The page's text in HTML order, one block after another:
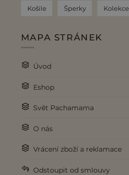
Košile Šperky Kolekce
MAPA STRÁNEK
Úvod
Eshop
Svět Pachamama
O nás
Vrácení zboží a reklamace
Odstoupit od smlouvy